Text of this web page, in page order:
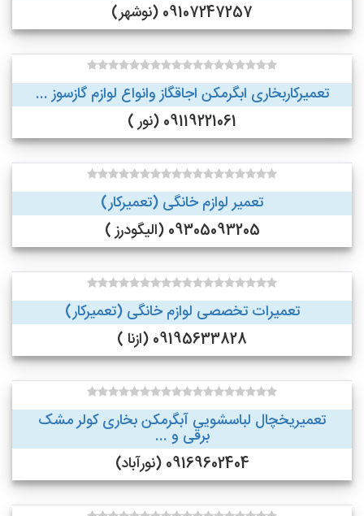
09107247257 (نوشهر)
تعمیرکاربخاری ابگرمکن اجاقگاز وانواع لوازم گازسوز ...
09119221061 (نور )
تعمیر لوازم خانگی (تعمیرکار)
09305093205 (الیگودرز )
تعمیرات تخصصی لوازم خانگی (تعمیرکار)
09195633828 (ازنا )
تعمیریخچال لباسشویی آبگرمکن بخاری کولر مشک
برقی و ...
09169602404 (نورآباد)